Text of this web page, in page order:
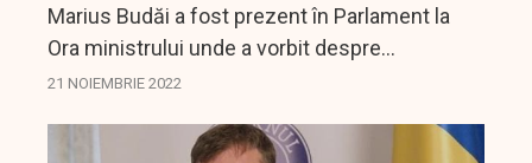
Marius Budăi a fost prezent în Parlament la
Ora ministrului unde a vorbit despre
preconizatele reforme ale sistemului de
Planul Național de Redresare...
21 NOIEMBRIE 2022